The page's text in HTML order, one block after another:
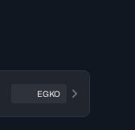
EGKO